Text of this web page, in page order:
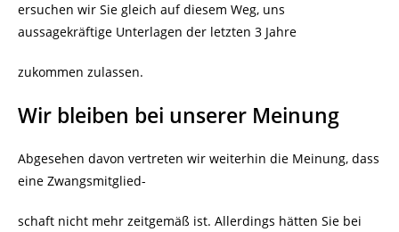
ersuchen wir Sie gleich auf diesem Weg, uns
aussagekräftige Unterlagen der letzten 3 Jahre
zukommen zulassen.
Wir bleiben bei unserer Meinung
Abgesehen davon vertreten wir weiterhin die Meinung, dass
eine Zwangsmitglied-
schaft nicht mehr zeitgemäß ist. Allerdings hätten Sie bei